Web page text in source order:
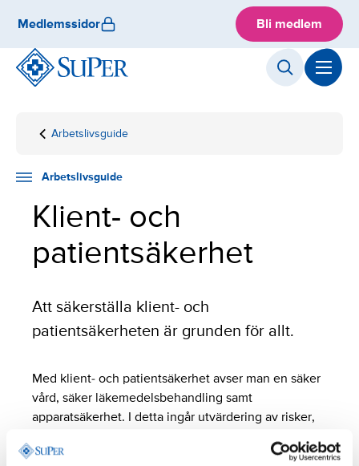
content
Medlemssidor Bli medlem
Hemsida
Arbetslivsguide
Klient- och
Arbetslivsguide
Klient- och
patientsäkerhet
Att säkerställa klient- och
patientsäkerheten är grunden för allt.
Med klient- och patientsäkerhet avser man en säker
vård, säker läkemedelsbehandling samt
apparatsäkerhet. I detta ingår utvärdering av risker,
kontinuerligt utvecklande av verksamheten. Inom